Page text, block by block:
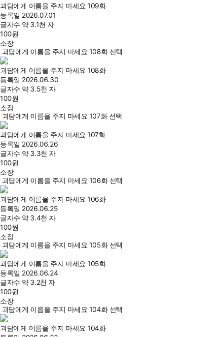
괴담에게 이름을 주지 마세요 109화
등록일 2026.07.01
글자수 약 3.1천 자
100원
소장
괴담에게 이름을 주지 마세요 108화 선택
괴담에게 이름을 주지 마세요 108화
등록일 2026.06.30
글자수 약 3.5천 자
100원
소장
괴담에게 이름을 주지 마세요 107화 선택
괴담에게 이름을 주지 마세요 107화
등록일 2026.06.26
글자수 약 3.3천 자
100원
소장
괴담에게 이름을 주지 마세요 106화 선택
괴담에게 이름을 주지 마세요 106화
등록일 2026.06.25
글자수 약 3.4천 자
100원
소장
괴담에게 이름을 주지 마세요 105화 선택
괴담에게 이름을 주지 마세요 105화
등록일 2026.06.24
글자수 약 3.2천 자
100원
소장
괴담에게 이름을 주지 마세요 104화 선택
괴담에게 이름을 주지 마세요 104화